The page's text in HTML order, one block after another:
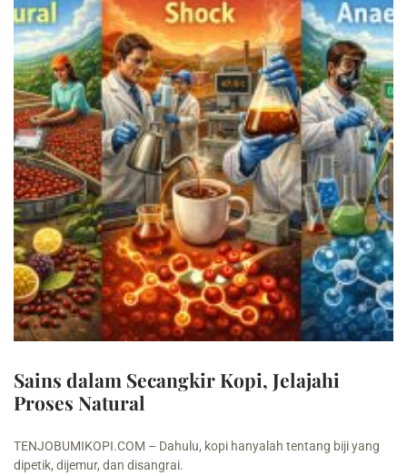
Sains dalam Secangkir Kopi, Jelajahi
Proses Natural
TENJOBUMIKOPI.COM – Dahulu, kopi hanyalah tentang biji yang
dipetik, dijemur, dan disangrai.